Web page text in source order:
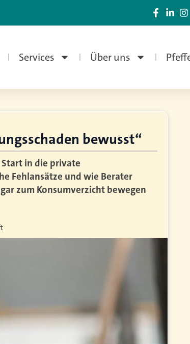
Services Über uns
bewusst“
in die private
Fehlansätze und wie Berater
zum Konsumverzicht bewegen